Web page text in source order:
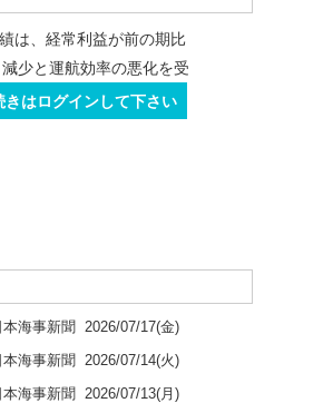
は、経常利益が前の期比
少と運航効率の悪化を受
きはログインして下さい
2026/07/17(金)
本海事新聞
2026/07/14(火)
本海事新聞
2026/07/13(月)
本海事新聞